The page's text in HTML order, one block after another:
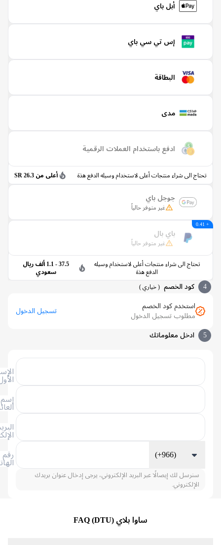
أبل باي
إس تي سي باي
البطاقة
مدى
ادفع باستخدام العملات الرقمية
الى شراء منتجات أعلى لاستخدام وسيله الدفع هذة أعلى من 26.3 SR
جوجل باي
غير متوفر حالياً
باي بال
غير متوفر حالياً
تحتاج الى شراء منتجات أعلى لاستخدام وسيله
37.5 - 1.1 ألف ريال
سعودي
كود الخصم (خياري )
استخدم كود الخصم
مطلوب تسجيل الدخول
تسجيل الدخول
ادخل معلوماتك
العائلة
الإلكتروني
الهاتف
(+966)
سنرسل لك إيصالًا عبر البريد الإلكتروني، يرجى إدخال عنوان بريدك
الإلكتروني.
ساوا بلاي (DTU) FAQ